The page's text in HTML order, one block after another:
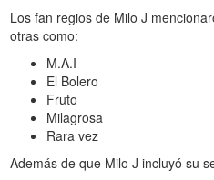
Los fan regios de Milo J
otras como:
M.A.I
El Bolero
Fruto
Milagrosa
Rara vez
Además de que Milo J incluyó su